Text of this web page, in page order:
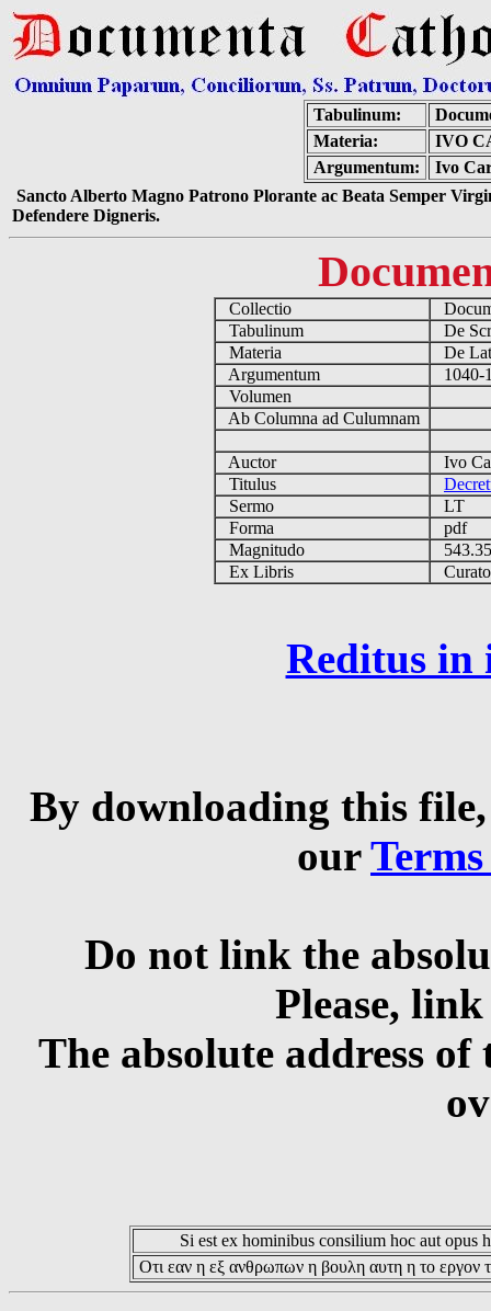
Tabulinum:
Materia:
IVO
Argumentum:
Ivo
Sancto Alberto Magno Patrono Plorante ac Beata Semper
Defendere Digneris.
Collectio
Tabulinum
De
Materia
De
Argumentum
1040-
Volumen
Ab Columna ad Culumnam
Auctor
Ivo
Titulus
Sermo
LT
Forma
pdf
Magnitudo
Ex Libris
Reditus in
By downloading this
our
Do not link the
Please,
The absolute address
Si est ex hominibus consilium hoc aut opus
Οτι εαν η εξ ανθρωπων η βουλη αυτη η το εργον